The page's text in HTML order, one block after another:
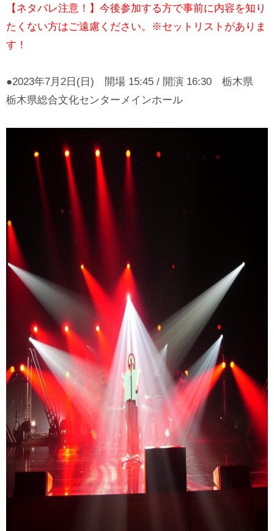
【ネタバレ注意！】今後参加する方で事前に内容を知り
たくない方はご遠慮ください。※セットリストがありま
す！
●2023年7月2日(日) 開場 15:45 / 開演 16:30 栃木県
栃木県総合文化センターメインホール